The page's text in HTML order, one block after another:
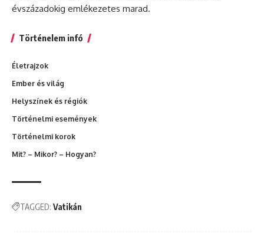
évszázadokig emlékezetes marad.
Történelem infó
Életrajzok
Ember és világ
Helyszínek és régiók
Történelmi események
Történelmi korok
Mit? – Mikor? – Hogyan?
TAGGED: Vatikán